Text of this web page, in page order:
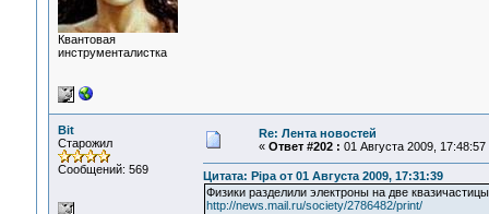
Квантовая
инструменталистка
Bit
Старожил
Сообщений: 569
Re: Лента новостей
« Ответ #202 : 01 Августа 2009, 17:48:57
Цитата: Pipa от 01 Августа 2009, 17:31:39
Физики разделили электроны на две квазичастицы
http://news.mail.ru/society/2786482/print/